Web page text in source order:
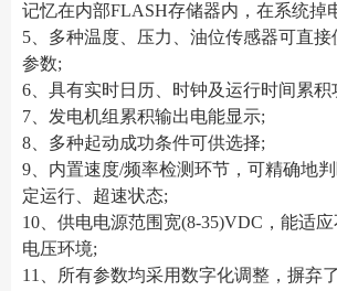
记忆在内部FLASH存储器内，在系统掉
5、多种温度、压力、油位传感器可直接
参数;
6、具有实时日历、时钟及运行时间累积
7、发电机组累积输出电能显示;
8、多种起动成功条件可供选择;
9、内置速度/频率检测环节，可精确地
定运行、超速状态;
10、供电电源范围宽(8-35)VDC，能适
电压环境;
11、所有参数均采用数字化调整，摒弃